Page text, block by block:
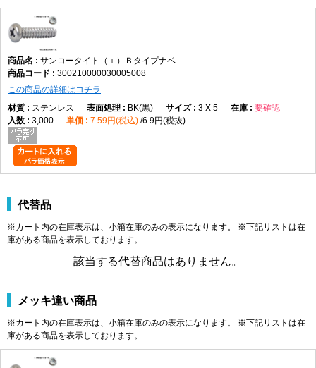
サンコータイト（＋）Ｂタイプナベ
300210000030005008
この商品の詳細はコチラ
ステンレス
BK(黒) 3 X 5
要確認
3,000
7.59円(税込) 6.9円(税抜)
代替品
※カート内の在庫表示は、小箱在庫のみの表示になります。 ※下記リストは在
庫がある商品を表示しております。
該当する代替商品はありません。
メッキ違い商品
※カート内の在庫表示は、小箱在庫のみの表示になります。 ※下記リストは在
庫がある商品を表示しております。